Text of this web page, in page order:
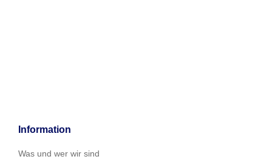
Information
Was und wer wir sind